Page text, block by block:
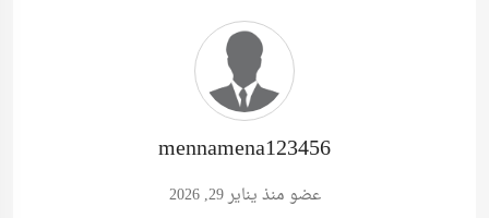
mennamena123456
عضو منذ يناير 29, 2026